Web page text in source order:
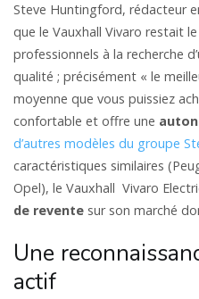
Steve Huntingford, rédacteur
que le Vauxhall Vivaro restait
professionnels à la recherche
qualité ; précisément « le
moyenne que vous puissiez
confortable et offre une
d’autres modèles du groupe
caractéristiques similaires
Opel), le Vauxhall Vivaro
de revente sur son marché
Une
actif